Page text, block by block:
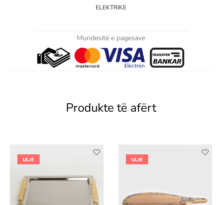
ELEKTRIKE
Mundesitë e pagesave
Produkte të afërt
ULJE ULJE